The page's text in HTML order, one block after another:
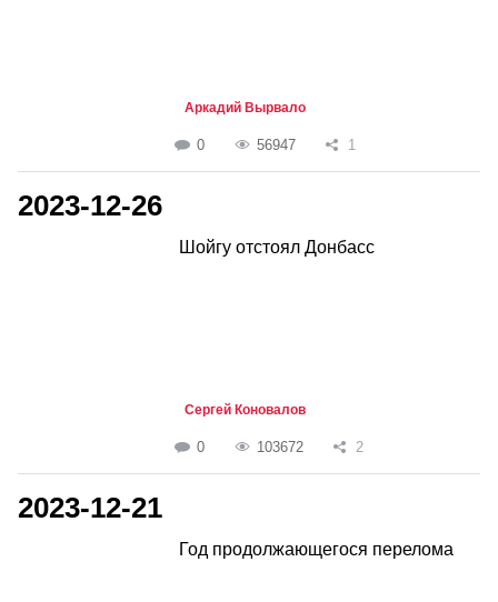
Аркадий Вырвало
0 56947 1
2023-12-26
Шойгу отстоял Донбасс
Сергей Коновалов
0 103672 2
2023-12-21
Год продолжающегося перелома